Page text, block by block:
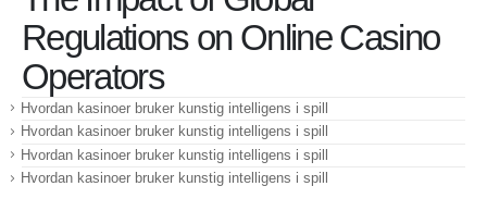
Regulations on Online Casino
Operators
Hvordan kasinoer bruker kunstig intelligens i spill
Hvordan kasinoer bruker kunstig intelligens i spill
Hvordan kasinoer bruker kunstig intelligens i spill
Hvordan kasinoer bruker kunstig intelligens i spill